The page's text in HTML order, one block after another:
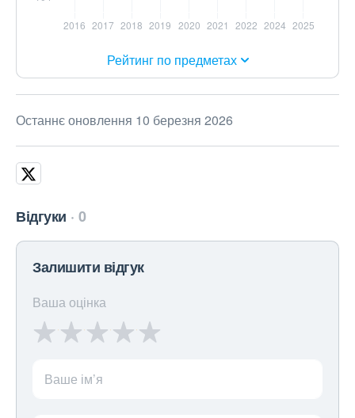
Рейтинг по предметах
Останнє оновлення 10 березня 2026
Відгуки 0
Залишити відгук
Ваша оцінка
Ваше ім’я